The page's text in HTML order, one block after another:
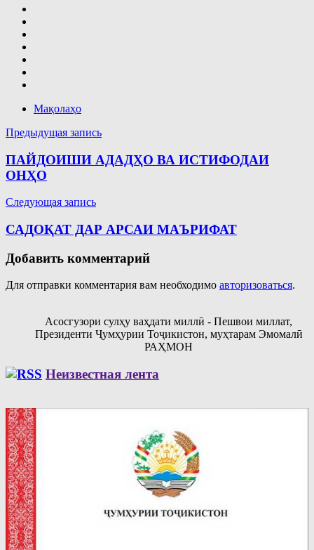
Мақолаҳо
Навигация
по
записям
Предыдущая запись
ПАЙДОИШИ АДАДҲО ВА ИСТИФОДАИ
ОНҲО
Следующая запись
САДОҚАТ ДАР АРСАИ МАЪРИФАТ
Добавить комментарий
Для отправки комментария вам необходимо авторизоваться.
Асосгузори сулҳу ваҳдати миллӣ - Пешвои миллат,
Президенти Ҷумҳурии Тоҷикистон, муҳтарам Эмомалӣ
РАҲМОН
Неизвестная лента